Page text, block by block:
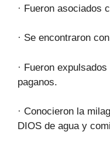
· Fueron asociados
· Se encontraron
· Fueron
paganos.
· Conocieron la
DIOS de agua y